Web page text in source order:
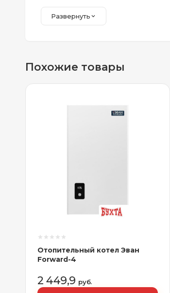
Развернуть
Похожие товары
Отопительный котел Эван
Forward-4
2 449,9 руб.